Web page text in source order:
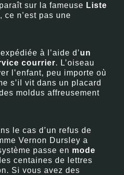
sur la fameuse Liste
ce n’est pas une
à l’aide d’un
courrier. L’oiseau
l’enfant, peu importe où
s’il vit dans un placard
moldus affreusement
le cas d’un refus de
Vernon Dursley a
passe en mode
centaines de lettres
Si vous avez des